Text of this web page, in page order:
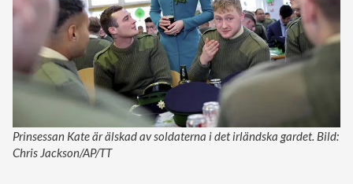
Prinsessan Kate är älskad av soldaterna i det irländska gardet. Bild:
Chris Jackson/AP/TT